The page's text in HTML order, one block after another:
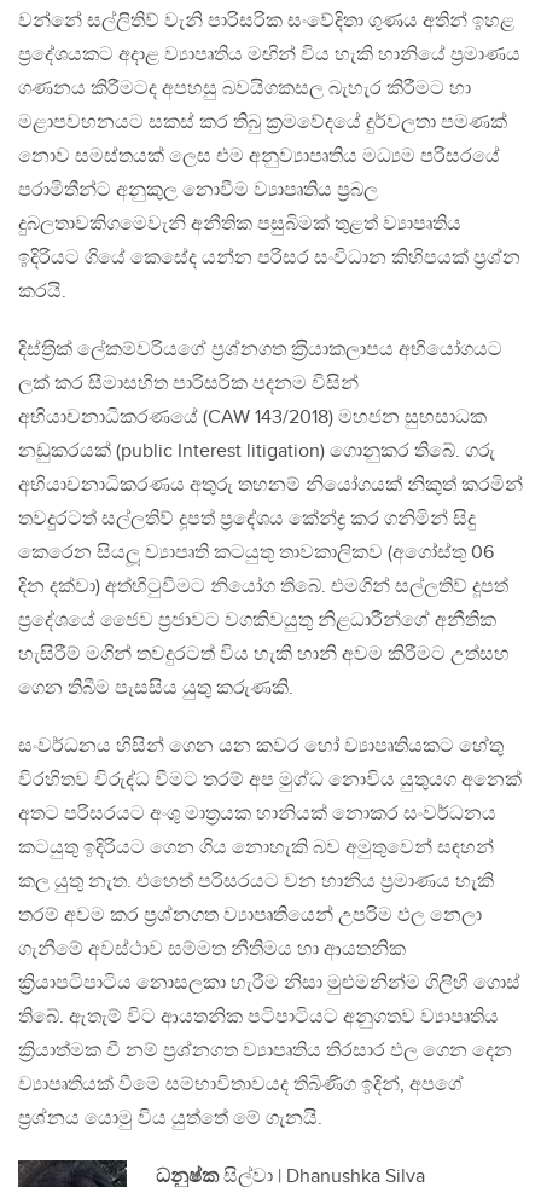
වන්නේ සල්ලිතිව් වැනි පාරිසරික සංවේදිතා ගුණය අතින් ඉහළ
ප්‍රදේශයකට අදාළ ව්‍යාපෘතිය මඟින් විය හැකි හානියේ ප්‍රමාණය
ගණනය කිරීමටද අපහසු බවයිගකසල බැහැර කිරීමට හා
මළාපවහනයට සකස් කර තිබු ක්‍රමවේදයේ දුර්වලතා පමණක්
නොව සමස්තයක් ලෙස එම අනුව්‍යාපෘතිය මධ්‍යම පරිසරයේ
පරාමිතීන්ට අනුකුල නොවීම ව්‍යාපෘතිය ප‍්‍රබල
දුබලතාවකිගමෙවැනි අනීතික පසුබිමක් තුළත් ව්‍යාපෘතිය
ඉදිරියට ගියේ කෙසේද යන්න පරිසර සංවිධාන කිහිපයක් ප්‍රශ්න
කරයි.
දිස්ත‍්‍රික් ලේකම්වරියගේ ප‍්‍රශ්නගත ක‍්‍රියාකලාපය අභියෝගයට
ලක් කර සීමාසහිත පාරිසරික පදනම විසින්
අභියාචනාධිකරණයේ (CAW 143/2018) මහජන සුභසාධක
නඩුකරයක් (public Interest litigation) ගොනුකර තිබේ. ගරු
අභියාචනාධිකරණය අතුරු තහනම් නියෝගයක් නිකුත් කරමින්
තවදුරටත් සල්ලතිව් දූපත් ප‍්‍රදේශය කේන්ද්‍ර කර ගනිමින් සිදු
කෙරෙන සියලූ ව්‍යාපෘති කටයුතු තාවකාලිකව (අගෝස්තු 06
දින දක්වා) අත්හිටුවීමට නියෝග තිබේ. එමගින් සල්ලතිව් දූපත්
ප‍්‍රදේශයේ ජෛව ප‍්‍රජාවට වගකිවයුතු නිළධාරීන්ගේ අනීතික
හැසිරීම් මගින් තවදුරටත් විය හැකි හානි අවම කිරීමට උත්සහ
ගෙන තිබීම පැසසිය යුතු කරුණකි.
සංවර්ධනය හිසින් ගෙන යන කවර හෝ ව්‍යාපෘතියකට හේතු
විරහිතව විරුද්ධ වීමට තරම් අප මුග්ධ නොවිය යුතුයග අනෙක්
අතට පරිසරයට අංශු මාත්‍රයක හානියක් නොකර සංවර්ධනය
කටයුතු ඉදිරියට ගෙන ගිය නොහැකි බව අමුතුවෙන් සඳහන්
කල යුතු නැත. එහෙත් පරිසරයට වන හානිය ප්‍රමාණය හැකි
තරම් අවම කර ප්‍රශ්නගත ව්‍යාපෘතියෙන් උපරිම ඵල නෙලා
ගැනීමේ අවස්ථාව සම්මත නීතිමය හා ආයතනික
ක්‍රියාපටිපාටිය නොසලකා හැරීම නිසා මුළුමනින්ම ගිලිහී ගොස්
තිබේ. ඇතැම් විට ආයතනික පටිපාටියට අනුගතව ව්‍යාපෘතිය
ක්‍රියාත්මක වී නම් ප්‍රශ්නගත ව්‍යාපෘතිය තිරසාර ඵල ගෙන දෙන
ව්‍යාපෘතියක් වීමේ සම්භාවිතාවයද තිබිණිග ඉදින්, අපගේ
ප්‍රශ්නය යොමු විය යුත්තේ මේ ගැනයි.
ධනුෂ්කසිල්වා | Dhanushka Silva